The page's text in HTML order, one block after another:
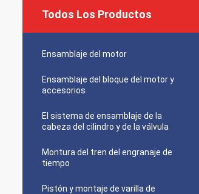
Todos Los Productos
Ensamblaje del motor
Ensamblaje del bloque del motor y
accesorios
El sistema de ensamblaje de la
cabeza del cilindro y de la válvula
Montura del tren del engranaje de
tiempo
Pistón y montaje de varilla de